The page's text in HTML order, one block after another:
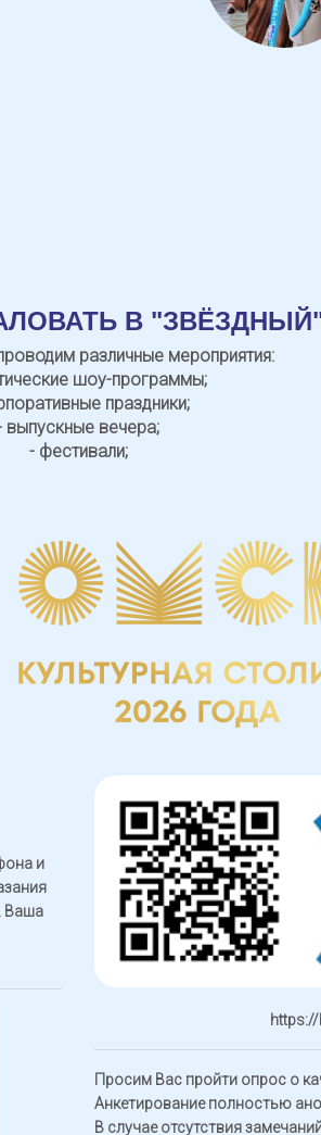
В
различные мероприятия:
шоу-программы;
праздники;
выпускные вечера;
- фестивали;
и
Ваша
Просим Вас пройти опрос о
Анкетирование полностью
В случае отсутствия